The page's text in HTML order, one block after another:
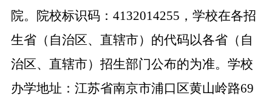
院。院校标识码： 4132014255 ， 学校在各招
生省（自治区、直辖市）的代码以各省（自
治区、直辖市）招生部门公布的为准。学校
办学地址：江苏省南京市浦口区黄山岭路69